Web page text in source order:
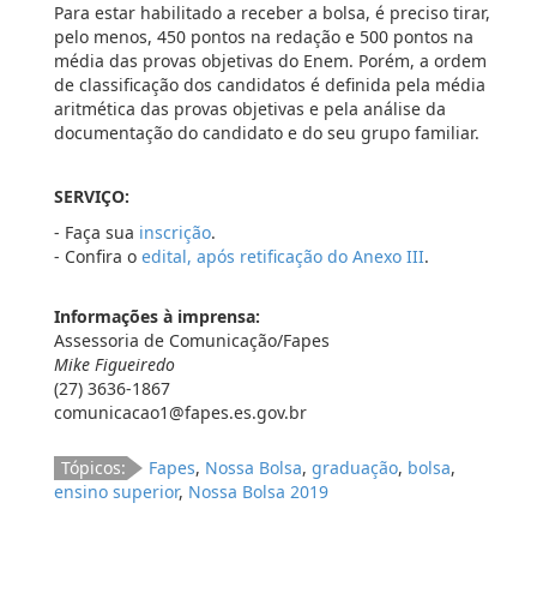
Para estar habilitado a receber a bolsa, é preciso tirar,
pelo menos, 450 pontos na redação e 500 pontos na
média das provas objetivas do Enem. Porém, a ordem
de classificação dos candidatos é definida pela média
aritmética das provas objetivas e pela análise da
documentação do candidato e do seu grupo familiar.
SERVIÇO:
- Faça sua inscrição.
- Confira o edital, após retificação do Anexo III.
Informações à imprensa:
Assessoria de Comunicação/Fapes
Mike Figueiredo
(27) 3636-1867
comunicacao1@fapes.es.gov.br
Tópicos: Fapes, Nossa Bolsa, graduação, bolsa,
ensino superior, Nossa Bolsa 2019